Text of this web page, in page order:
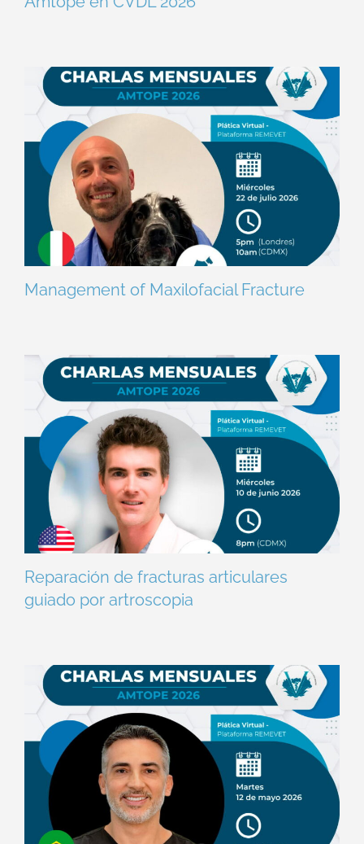
Management of Maxilofacial Fracture
Reparación de fracturas articulares
guiado por artroscopia